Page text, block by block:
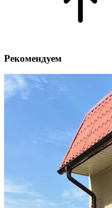
Рекомендуем